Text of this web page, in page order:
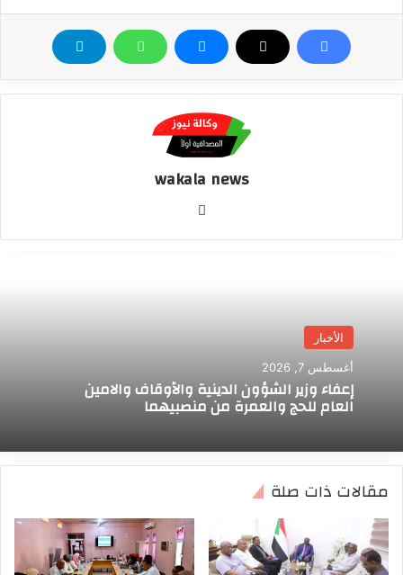
wakala news
الأخبار
أغسطس 7, 2026
إعفاء وزير الشؤون الدينية والأوقاف والامين
العام للحج والعمرة من منصبيهما
مقالات ذات صلة